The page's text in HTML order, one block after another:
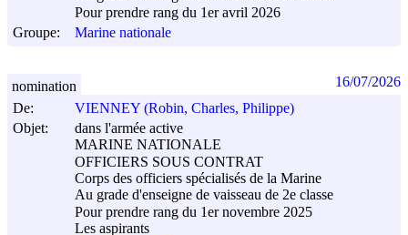
Pour prendre rang du 1er avril 2026
Groupe:
Marine nationale
De:
VIENNEY (Robin, Charles, Philippe)
Objet:
dans l'armée active
MARINE NATIONALE
OFFICIERS SOUS CONTRAT
Corps des officiers spécialisés de la Marine
Au grade d'enseigne de vaisseau de 2e classe
Pour prendre rang du 1er novembre 2025
Les aspirants
nomination 16/07/2026